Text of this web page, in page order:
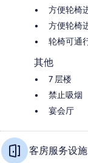
方便轮椅
方便轮椅
轮椅可通
其他
7 层楼
禁止吸烟
宴会厅
客房服务设施